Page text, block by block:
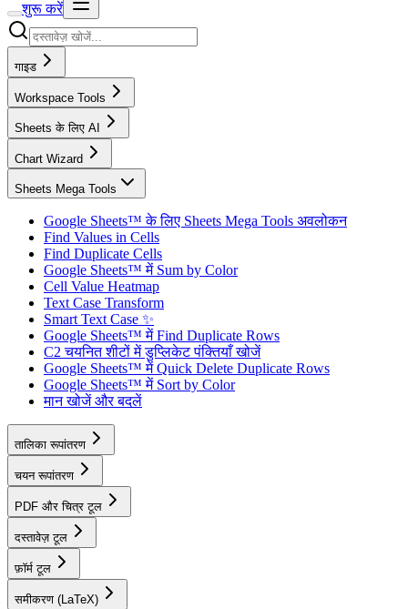
शुरू करें
गाइड
Workspace Tools
Sheets के लिए AI
Chart Wizard
Sheets Mega Tools
Google Sheets™ के लिए Sheets Mega Tools अवलोकन
Find Values in Cells
Find Duplicate Cells
Google Sheets™ में Sum by Color
Cell Value Heatmap
Text Case Transform
Smart Text Case ✨
Google Sheets™ में Find Duplicate Rows
C2 चयनित शीटों में डुप्लिकेट पंक्तियाँ खोजें
Google Sheets™ में Quick Delete Duplicate Rows
Google Sheets™ में Sort by Color
मान खोजें और बदलें
तालिका रूपांतरण
चयन रूपांतरण
PDF और चित्र टूल
दस्तावेज़ टूल
फ़ॉर्म टूल
समीकरण (LaTeX)